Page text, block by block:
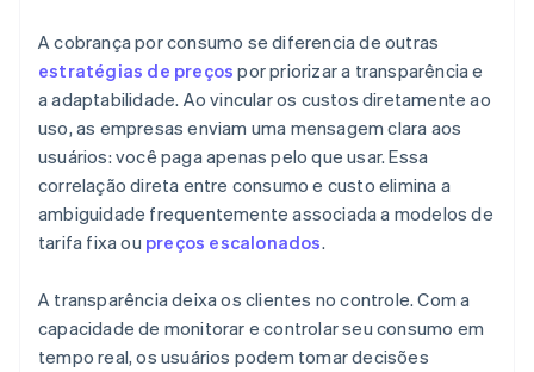
A cobrança por consumo se diferencia de outras
estratégias de preços por priorizar a transparência e
a adaptabilidade. Ao vincular os custos diretamente ao
uso, as empresas enviam uma mensagem clara aos
usuários: você paga apenas pelo que usar. Essa
correlação direta entre consumo e custo elimina a
ambiguidade frequentemente associada a modelos de
tarifa fixa ou preços escalonados.
A transparência deixa os clientes no controle. Com a
capacidade de monitorar e controlar seu consumo em
tempo real, os usuários podem tomar decisões